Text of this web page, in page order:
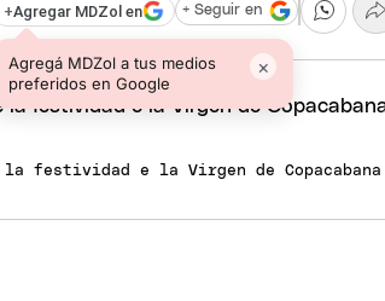
+Agregar MDZol en
Agregá MDZol a tus medios
preferidos en Google
×
+ Seguir en
festividad e la Virgen de Copacabana